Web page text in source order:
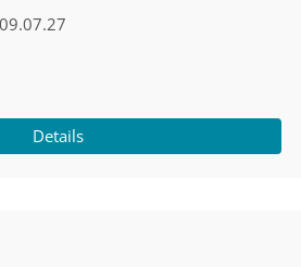
Details